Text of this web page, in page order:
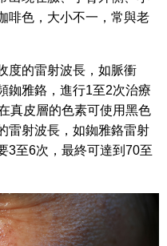
啡色，大小不一，常與老
度的雷射波長，如脈衝
銣雅鉻，進行1至2次治療
真皮層的色素可使用黑色
雷射波長，如銣雅鉻雷射
3至6次，最終可達到70至